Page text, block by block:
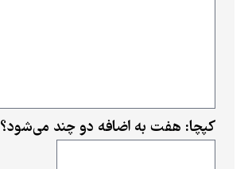
کپچا: هفت به اضافه دو چند می‌شود؟